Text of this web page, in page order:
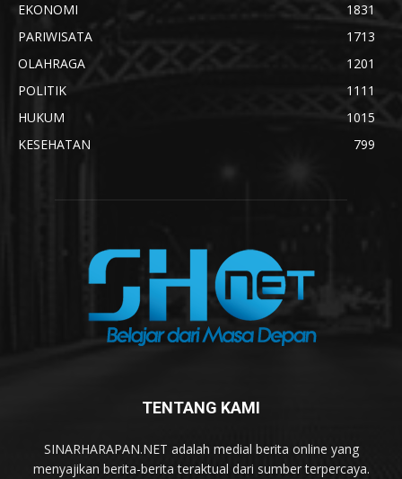
EKONOMI
1831
PARIWISATA
1713
OLAHRAGA
1201
POLITIK
1111
HUKUM
1015
KESEHATAN
799
TENTANG KAMI
SINARHARAPAN.NET adalah medial berita online yang
menyajikan berita-berita teraktual dari sumber terpercaya.